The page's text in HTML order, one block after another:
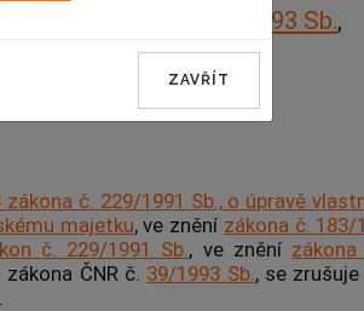
zákona č. 183/1993 Sb.,
zákona č. 229/1991 Sb., o úpravě
majetku, ve znění zákona č. 183/
č. 229/1991 Sb. , ve znění
zákona ČNR č. 39/1993 Sb. , se
ZAVŘÍT